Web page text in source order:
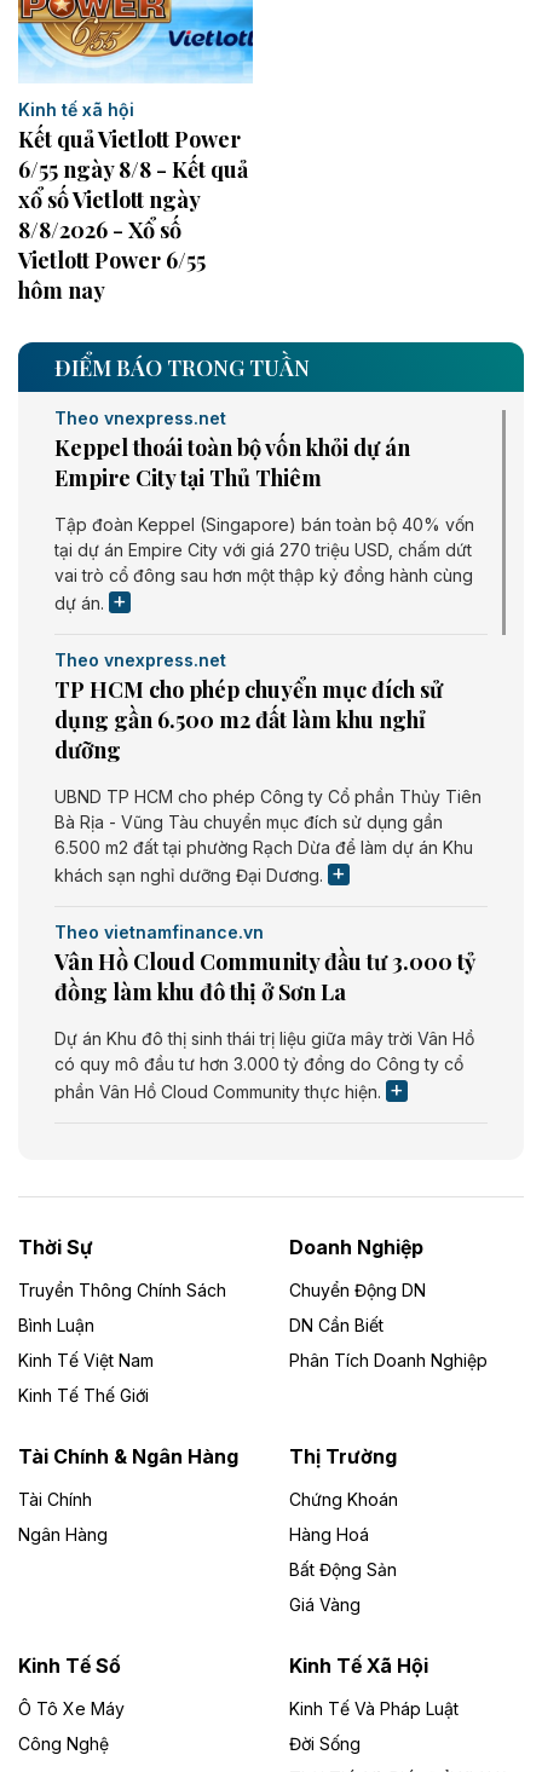
Kinh tế xã hội
Kết quả Vietlott Power
6/55 ngày 8/8 - Kết quả
xổ số Vietlott ngày
8/8/2026 - Xổ số
Vietlott Power 6/55
hôm nay
ĐIỂM BÁO TRONG TUẦN
Theo vnexpress.net
Keppel thoái toàn bộ vốn khỏi dự án
Empire City tại Thủ Thiêm
Tập đoàn Keppel (Singapore) bán toàn bộ 40% vốn
tại dự án Empire City với giá 270 triệu USD, chấm dứt
vai trò cổ đông sau hơn một thập kỷ đồng hành cùng
dự án.
Theo vnexpress.net
TP HCM cho phép chuyển mục đích sử
dụng gần 6.500 m2 đất làm khu nghỉ
dưỡng
UBND TP HCM cho phép Công ty Cổ phần Thủy Tiên
Bà Rịa - Vũng Tàu chuyển mục đích sử dụng gần
6.500 m2 đất tại phường Rạch Dừa để làm dự án Khu
khách sạn nghỉ dưỡng Đại Dương.
Theo vietnamfinance.vn
Vân Hồ Cloud Community đầu tư 3.000 tỷ
đồng làm khu đô thị ở Sơn La
Dự án Khu đô thị sinh thái trị liệu giữa mây trời Vân Hồ
có quy mô đầu tư hơn 3.000 tỷ đồng do Công ty cổ
phần Vân Hồ Cloud Community thực hiện.
Dự án Nhà máy xử lý rác và phát điện Bắc Giang do
Công ty TNHH Năng lượng môi trường Bắc Giang làm
Theo vietnamfinance.vn
Đức Long Gia Lai mở rộng ‘hệ sinh thái’
Lai
Bốn doanh nghiệp có sự góp vốn của Công ty Cổ
phần Tập đoàn Đức Long Gia Lai (HoSE: DLG) được
Gia Lai với tổng vốn hơn 4.750 tỷ đồng.
Đồng Nai cho thuê gần 59 ha đất làm khu
công nghiệp ở Long Thành
UBND TP Đồng Nai cho Công ty Amata thuê gần 59 ha
Thời Sự
Truyền Thông Chính Sách
Bình Luận
Kinh Tế Việt Nam
Kinh Tế Thế Giới
Doanh Nghiệp
Chuyển Động DN
DN Cần Biết
Phân Tích Doanh Nghiệp
Tài Chính & Ngân Hàng
Tài Chính
Ngân Hàng
Thị Trường
Chứng Khoán
Hàng Hoá
Bất Động Sản
Giá Vàng
Kinh Tế Số
Ô Tô Xe Máy
Công Nghệ
Kinh Tế Xã Hội
Kinh Tế Và Pháp Luật
Đời Sống